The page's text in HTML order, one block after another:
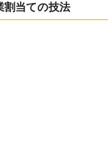
割当ての技法